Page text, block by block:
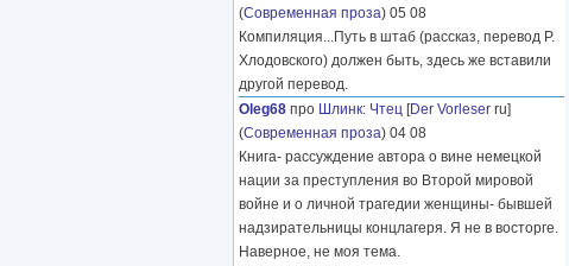
(Современная проза) 05 08
Компиляция...Путь в штаб (рассказ, перевод Р.
Хлодовского) должен быть, здесь же вставили
другой перевод.
Oleg68 про Шлинк: Чтец [Der Vorleser ru]
(Современная проза) 04 08
Книга- рассуждение автора о вине немецкой
нации за преступления во Второй мировой
войне и о личной трагедии женщины- бывшей
надзирательницы концлагеря. Я не в восторге.
Наверное, не моя тема.